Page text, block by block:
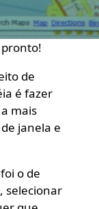
de
é fazer
mais
janela e
o de
selecionar